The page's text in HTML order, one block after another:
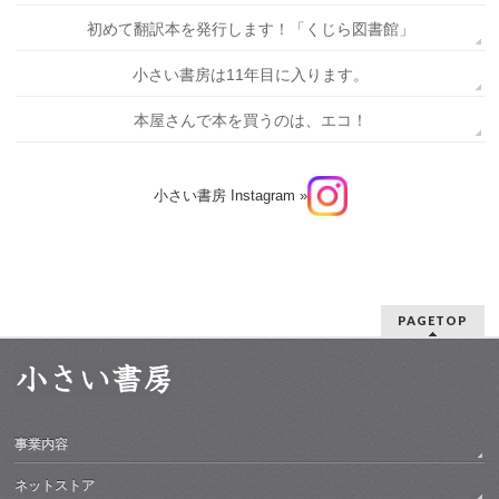
初めて翻訳本を発行します！「くじら図書館」
小さい書房は11年目に入ります。
本屋さんで本を買うのは、エコ！
小さい書房 Instagram »
PAGETOP
事業内容
ネットストア